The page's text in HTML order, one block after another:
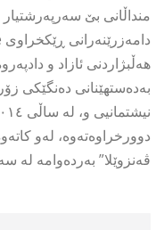
بەدەستهێنانی دەنگێکی
دوورخراوەتەوە، لەو
ڤەنزوێلا” بەردەوامە لە